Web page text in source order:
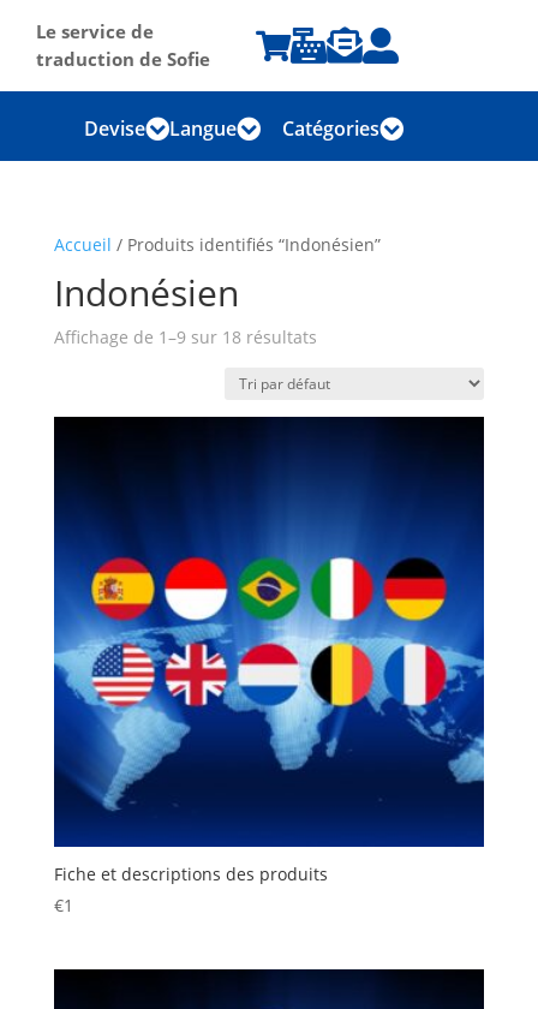
Le service de
traduction de Sofie

Catégories
DeviseLangue
Accueil / Produits identifiés “Indonésien”
Indonésien
Affichage de 1–9 sur 18 résultats
Fiche et descriptions des produits
€1